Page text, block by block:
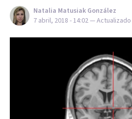
Natalia Matusiak González
7 abril, 2018 - 14:02— Actualizado